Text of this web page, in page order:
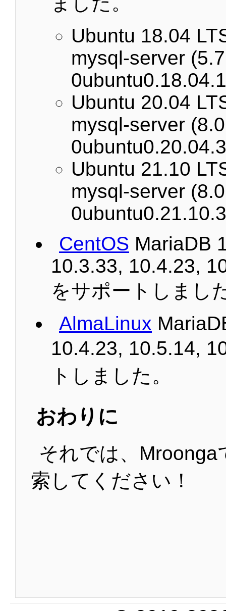
Ubuntu 18.04
mysql-server
Ubuntu 20.04
mysql-server
Ubuntu 21.10
mysql-server
CentOS MariaDB
10.3.33, 10.4.23,
をサポートしまし
AlmaLinux
10.4.23, 10.5.14,
トしました。
おわりに
それでは、Mroonga
索してください！